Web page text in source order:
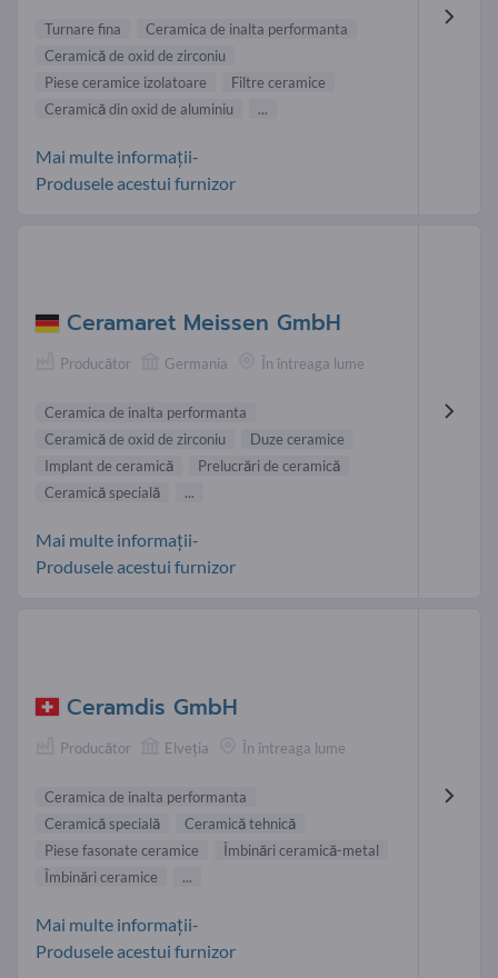
Turnare fina
Ceramica de inalta performanta
Ceramică de oxid de zirconiu
Piese ceramice izolatoare
Filtre ceramice
Ceramică din oxid de aluminiu
...
Mai multe informații-
Produsele acestui furnizor
Ceramaret Meissen GmbH
Producător Germania În întreaga lume
Ceramica de inalta performanta
Ceramică de oxid de zirconiu
Duze ceramice
Implant de ceramică
Prelucrări de ceramică
Ceramică specială
...
Mai multe informații-
Produsele acestui furnizor
Ceramdis GmbH
Producător Elveţia În întreaga lume
Ceramica de inalta performanta
Ceramică specială
Ceramică tehnică
Piese fasonate ceramice
Îmbinări ceramică-metal
Îmbinări ceramice
...
Mai multe informații-
Produsele acestui furnizor